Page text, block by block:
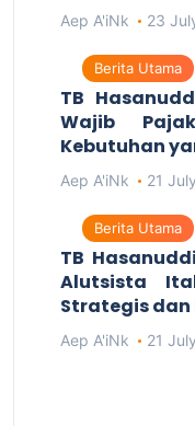
Aep A'iNk 23
Berita Utama
TB
Wajib
Kebutuhan
Aep A'iNk 21
Berita Utama
TB
Alutsista
Strategis dan
Aep A'iNk 21